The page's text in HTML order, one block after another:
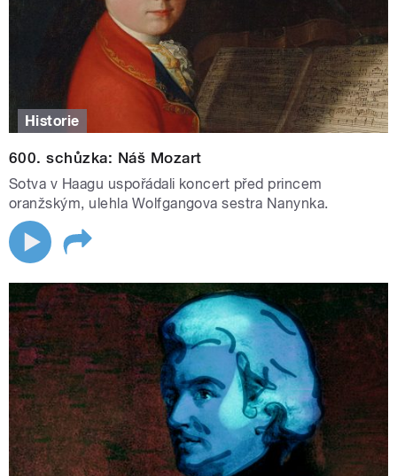
Historie
600. schůzka: Náš Mozart
Sotva v Haagu uspořádali koncert před princem
oranžským, ulehla Wolfgangova sestra Nanynka.